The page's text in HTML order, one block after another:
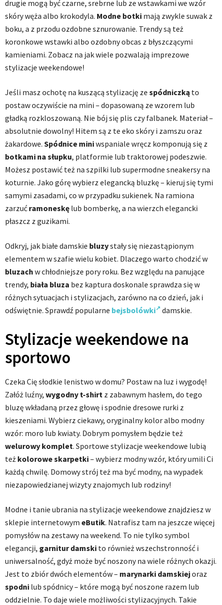
drugie mogą być czarne, srebrne lub ze wstawkami we wzór
skóry węża albo krokodyla. Modne botki mają zwykle suwak z
boku, a z przodu ozdobne sznurowanie. Trendy są też
koronkowe wstawki albo ozdobny obcas z błyszczącymi
kamieniami. Zobacz na jak wiele pozwalają imprezowe
stylizacje weekendowe!
Jeśli masz ochotę na kuszącą stylizację ze spódniczką to
postaw oczywiście na mini – dopasowaną ze wzorem lub
gładką rozkloszowaną. Nie bój się plis czy falbanek. Materiał –
absolutnie dowolny! Hitem są z te eko skóry i zamszu oraz
żakardowe. Spódnice miniwspaniale wręcz komponują się z
botkami na słupku, platformie lub traktorowej podeszwie.
Możesz postawić też na szpilki lub supermodne sneakersy na
koturnie. Jako górę wybierz elegancką bluzkę – kieruj się tymi
samymi zasadami, co w przypadku sukienek. Na ramiona
zarzuć ramoneskę lub bomberkę, a na wierzch elegancki
płaszcz z guzikami.
Odkryj, jak białe damskie bluzystały się niezastąpionym
elementem w szafie wielu kobiet. Dlaczego warto chodzić w
bluzach w chłodniejsze pory roku. Bez względu na panujące
trendy, biała bluza bez kaptura doskonale sprawdza się w
różnych sytuacjach i stylizacjach, zarówno na co dzień, jak i
odświętnie. Sprawdź popularne bejsbolówki damskie.
Stylizacje weekendowe na
sportowo
Czeka Cię słodkie lenistwo w domu? Postaw na luz i wygodę!
Załóż luźny, wygodny t-shirt z zabawnym hasłem, do tego
bluzę wkładaną przez głowę i spodnie dresowe rurki z
kieszeniami. Wybierz ciekawy, oryginalny kolor albo modny
wzór: moro lub kwiaty. Dobrym pomysłem będzie też
welurowy komplet. Sportowe stylizacje weekendowe lubią
też kolorowe skarpetki– wybierz modny wzór, który umili Ci
każdą chwilę. Domowy strój też ma być modny, na wypadek
niezapowiedzianej wizyty znajomych lub rodziny!
Modne i tanie ubrania na stylizacje weekendowe znajdziesz w
sklepie internetowym eButik. Natrafisz tam na jeszcze więcej
pomysłów na zestawy na weekend. To nie tylko symbol
elegancji, garnitur damski to również wszechstronność i
uniwersalność, gdyż może być noszony na wiele różnych okazji.
Jest to zbiór dwóch elementów – marynarki damskiejoraz
spodni lub spódnicy – które mogą być noszone razem lub
oddzielnie. To daje wiele możliwości stylizacyjnych. Takie